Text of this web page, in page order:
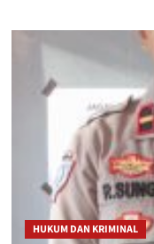
HUKUM DAN KRIMINAL